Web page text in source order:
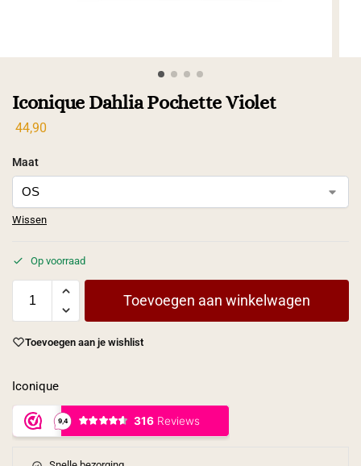
Iconique Dahlia Pochette Violet
44,90
Maat
Wissen
Op voorraad
Toevoegen aan winkelwagen
Toevoegen aan je wishlist
Iconique